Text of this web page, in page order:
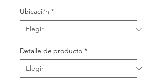
Ubicaci?n *
Detalle de producto *